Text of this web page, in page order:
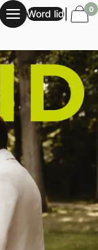
specials
Word lid 0